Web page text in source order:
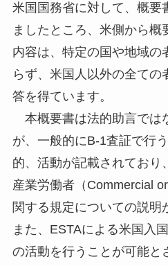
米国国務省に対して、概要
ましたところ、米側から概
内容は、特定の国や地域の
らず、米国人以外の全ての
答を得ています。
本概要書は法的助言では
が、一般的にB-1査証で行
的、活動が記載されており
産業労働者（Commercial
関する規定についての説明
また、ESTAによる米国入
の活動を行うことが可能と